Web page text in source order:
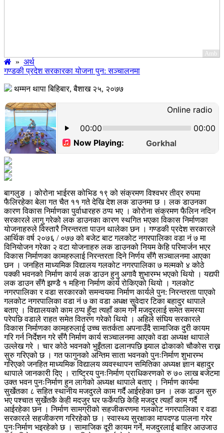
Amb
» अर्थ
गण्डकी प्रदेश सरकारका योजना पुन: सञ्चालनमा
थम्मन थापाबिहिबार, बैशाख २५, २०७७
बागलुङ । कोरोना भाईरस कोभिड १९ को संक्रमण विश्वभर तीव्र रुपमा
फैलिरहेका बेला गत चैत ११ गते देखि देश लक डाउनमा छ । लक डाउनका
कारण विकास निर्माणका पुर्वाधारहरु ठप्प भए । कोरोना संक्रमण फैलिन नदिन
सरकारले लागु गरेको लक डाउनका कारण स्थगित भएका विकास निर्माणका
योजनाहरुले विस्तारै निरन्तरता पाउन थालेका छन । गण्डकी प्रदेश सरकारले
आर्थिक वर्ष २०७६ / ०७७ को बजेट बाट गलकोट नगरपालिका वडा नं ७ मा
विनियोजन गरेका २ वटा योजनाहरु लक डाउनको नियम केहि परिमार्जन भएर
विकास निर्माणका कामहरुलाई निरन्तरता दिने निर्णय सँगै सञ्चालनमा आएका
छन । जनहित माध्यमिक विद्यालय गलकोट नगरपालिका ७ मल्मको ४ कोठे
पक्की भवनको निर्माण कार्य लक डाउन हुनु अगावै शुभारम्भ भएको थियो । यद्यपी
लक डाउन सँगै झण्डै १ महिना निर्माण कार्य रोकिएको थियो । गलकोट
नगरपालिका र वडा सरकारको समन्वयमा निर्माण कार्यले पुन: निरन्तरता पाएको
गलकोट नगरपालिका वडा नं ७ का वडा अधक्ष सुवेदार टिका बहादुर थापाले
बताए । विद्यालयको काम ठप्प हुँदा त्यहाँ काम गर्ने मजदुरलाई समेत समस्या
परेपछि वडाले राहत समेत वितरण गरेको थियो । अहिले संघिय सरकारले
विकास निर्माणका कामहरुलाई उच्च सतर्कता अपनाउँदै सामाजिक दुरी कायम
गरि गर्न निर्देशन गरे सँगै निर्माण कार्य सञ्चालनमा आएको वडा अध्यक्ष थापाले
उल्लेख गरे । चार कोठे भवनको भुइँतला ढलानपछि झ्याल ढोकाको चौकोस राख्न
सुरु गरिएको छ । गत फागुनको अन्तिम साता भवनको पुनःनिर्माण शुभारम्भ
गरिएको जनहित माध्यमिक विद्यालय व्यवस्थापन समितिका अध्यक्ष ज्ञान बहादुर
थापाले जानकारी दिए । राष्ट्रिय पुनःनिर्माण प्राधिकरणको रु ७० लाख बजेटमा
उक्त भवन पुनःनिर्माण हुन लागेको अध्यक्ष थापाले बताए । निर्माण कार्यमा
सुर्खेतका ८ सहित स्थानीय मजदुरले काम गर्दै आईरहेका छन । लक डाउन सुरु
भए पश्चात सुर्खेतकै केही मदजुर घर फर्केपछि केहि मजदुर त्यहाँ काम गर्दै
आईरहेका छन । निर्माण सामग्रीको सहजीकरणमा गलकोट नगरपालिका र वडा
सरकारले सहजीकरण गरिरहेको छ । स्वास्थ्य सुरक्षाका मापदण्ड पालना गरेर
पुनःनिर्माण भइरहेको छ । सामाजिक दूरी कायम गर्ने, मजदुरलाई बाहिर आउजाउ